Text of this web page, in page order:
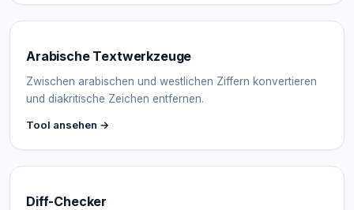
Arabische Textwerkzeuge
Zwischen arabischen und westlichen Ziffern konvertieren
und diakritische Zeichen entfernen.
Tool ansehen →
Diff-Checker